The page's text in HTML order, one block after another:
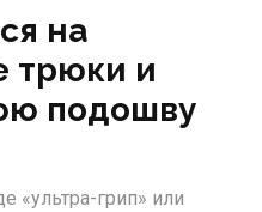
на
трюки и
подошву
«ультра-грип» или